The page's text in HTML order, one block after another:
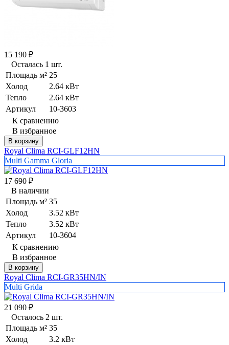
15 190 ₽
Осталась 1 шт.
Площадь м² 25
Холод
2.64 кВт
Тепло
2.64 кВт
Артикул
10-3603
К сравнению
В избранное
В корзину
Royal Clima RCI-GLF12HN
Multi Gamma Gloria
17 690 ₽
В наличии
Площадь м² 35
Холод
3.52 кВт
Тепло
3.52 кВт
Артикул
10-3604
К сравнению
В избранное
В корзину
Royal Clima RCI-GR35HN/IN
Multi Grida
21 090 ₽
Осталось 2 шт.
Площадь м² 35
Холод
3.2 кВт